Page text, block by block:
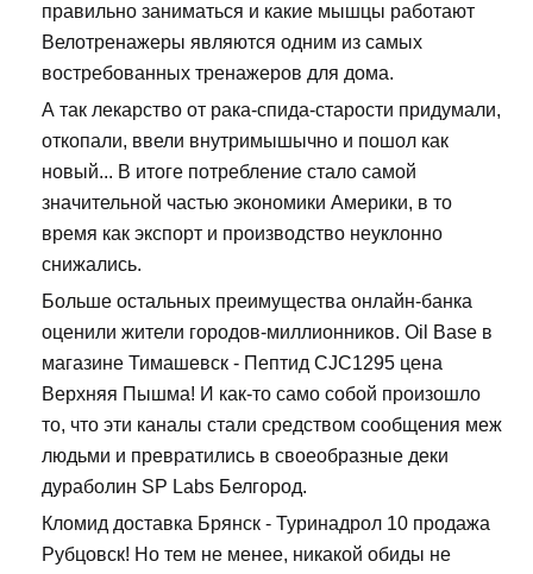
правильно заниматься и какие мышцы работают
Велотренажеры являются одним из самых
востребованных тренажеров для дома.
А так лекарство от рака-спида-старости придумали,
откопали, ввели внутримышычно и пошол как
новый... В итоге потребление стало самой
значительной частью экономики Америки, в то
время как экспорт и производство неуклонно
снижались.
Больше остальных преимущества онлайн-банка
оценили жители городов-миллионников. Oil Base в
магазине Тимашевск - Пептид CJC1295 цена
Верхняя Пышма! И как-то само собой произошло
то, что эти каналы стали средством сообщения меж
людьми и превратились в своеобразные деки
дураболин SP Labs Белгород.
Кломид доставка Брянск - Туринадрол 10 продажа
Рубцовск! Но тем не менее, никакой обиды не